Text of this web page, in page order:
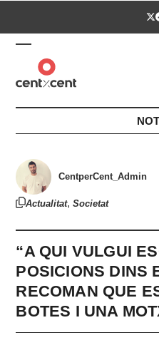
Open
mobile
menu
Close
mobile
menu
CentperCent_Admin
Actualitat,Societat
“A QUI VULGUI
POSICIONS DINS
RECOMAN QUE
BOTES I UNA